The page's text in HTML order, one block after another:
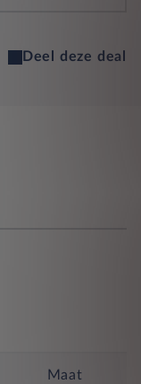
Deel deze deal
Maat